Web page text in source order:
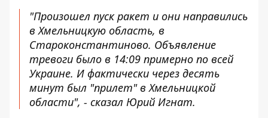
"Произошел пуск ракет и они направились
в Хмельницкую область, в
Староконстантиново. Объявление
тревоги было в 14:09 примерно по всей
Украине. И фактически через десять
минут был "прилет" в Хмельницкой
области", - сказал Юрий Игнат.